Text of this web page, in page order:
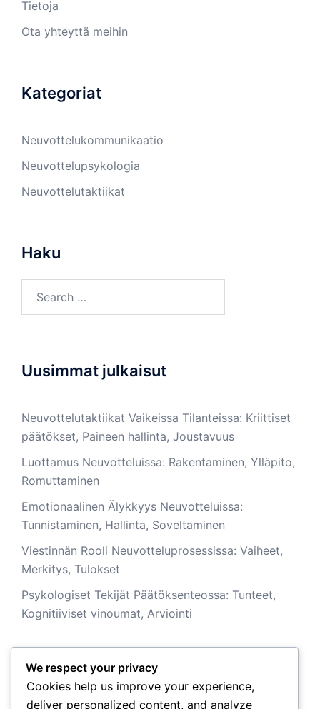
Tietoja
Ota yhteyttä meihin
Kategoriat
Neuvottelukommunikaatio
Neuvottelupsykologia
Neuvottelutaktiikat
Haku
for:
Uusimmat julkaisut
Neuvottelutaktiikat Vaikeissa Tilanteissa: Kriittiset
päätökset, Paineen hallinta, Joustavuus
Luottamus Neuvotteluissa: Rakentaminen, Ylläpito,
Romuttaminen
Emotionaalinen Älykkyys Neuvotteluissa:
Tunnistaminen, Hallinta, Soveltaminen
Viestinnän Rooli Neuvotteluprosessissa: Vaiheet,
Merkitys, Tulokset
Psykologiset Tekijät Päätöksenteossa: Tunteet,
Kognitiiviset vinoumat, Arviointi
Arkisto
We respect your privacy
Cookies help us improve your experience,
deliver personalized content, and analyze